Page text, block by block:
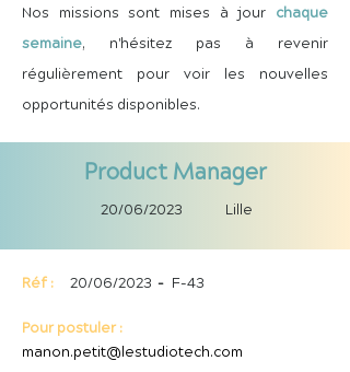
Nos missions sont mises à jour chaque
semaine, n'hésitez pas à revenir
régulièrement pour voir les nouvelles
opportunités disponibles.
Product Manager
20/06/2023 Lille
Réf : 20/06/2023 - F-43
Pour postuler :
manon.petit@lestudiotech.com